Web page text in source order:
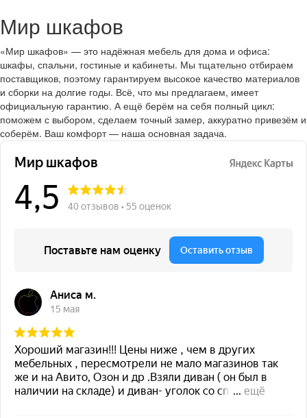
Мир шкафов
«Мир шкафов» — это надёжная мебель для дома и офиса:
шкафы, спальни, гостиные и кабинеты. Мы тщательно отбираем
поставщиков, поэтому гарантируем высокое качество материалов
и сборки на долгие годы. Всё, что мы предлагаем, имеет
официальную гарантию. А ещё берём на себя полный цикл:
поможем с выбором, сделаем точный замер, аккуратно привезём и
соберём. Ваш комфорт — наша основная задача.